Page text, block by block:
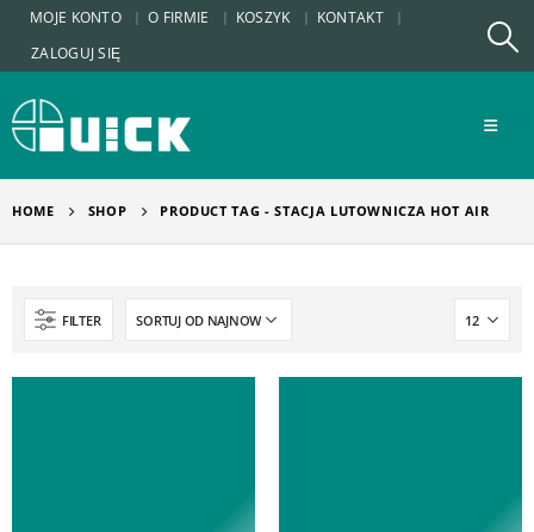
MOJE KONTO O FIRMIE KOSZYK
KONTAKT
ZALOGUJ SIĘ
HOME SHOP PRODUCT TAG -STACJA LUTOWNICZA HOT AIR
FILTER